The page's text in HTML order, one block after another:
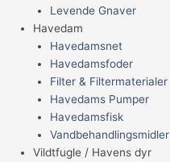
Levende Gnaver
Havedam
Havedamsnet
Havedamsfoder
Filter & Filtermaterialer
Havedams Pumper
Havedamsfisk
Vandbehandlingsmidler
Vildtfugle / Havens dyr